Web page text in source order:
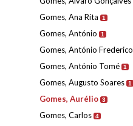
Gomes, Ana Rita 1
Gomes, António 1
Gomes, António Frederico
Gomes, António Tomé 1
Gomes, Augusto Soares 1
Gomes, Aurélio 3
Gomes, Carlos 4